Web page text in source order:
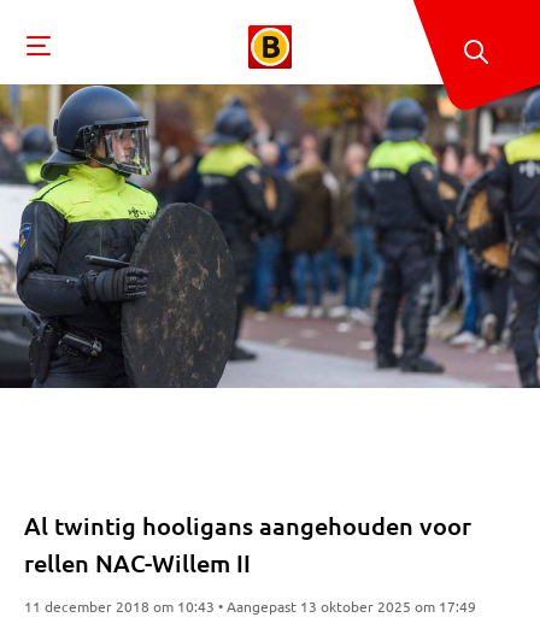
Al twintig hooligans aangehouden voor
rellen NAC-Willem II
11 december 2018 om 10:43 • Aangepast 13 oktober 2025 om 17:49